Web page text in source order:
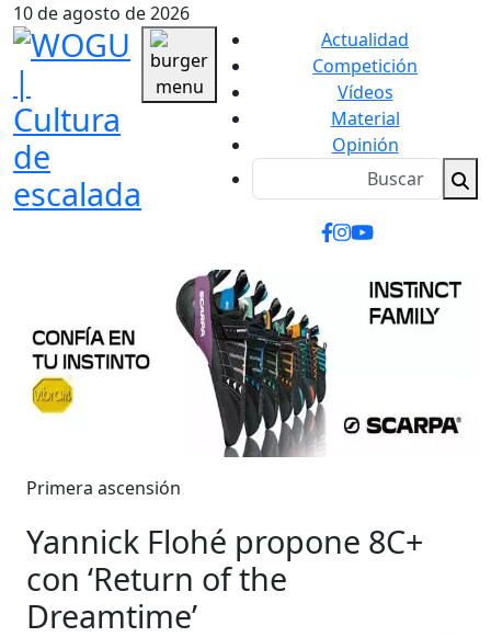
10 de agosto de 2026
Actualidad
Competición
Vídeos
Material
Opinión
Primera ascensión
Yannick Flohé propone 8C+
con ‘Return of the
Dreamtime’